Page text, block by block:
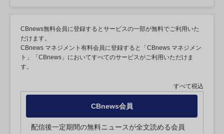
CBnews無料会員に登録するとサービスの一部が無料でご利用いた
だけます。
CBnews マネジメント有料会員に登録すると「CBnews マネジメン
ト」「CBnews」においてすべてのサービスがご利用いただけま
す。
すべて税込
CBnews会員
配信後一定期間の無料ニュースが全文読める会員